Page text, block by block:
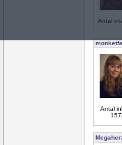
Antal
Antal